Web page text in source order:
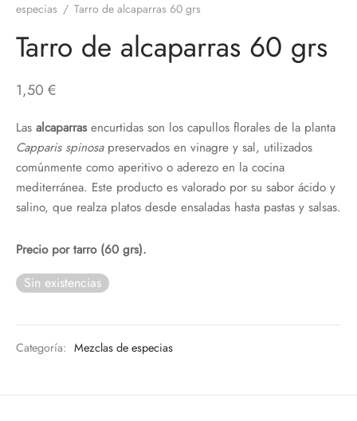
especias / Tarro de alcaparras 60 grs
Tarro de alcaparras 60 grs
1,50 €
Las alcaparrasencurtidas son los capullos florales de la planta
Capparis spinosapreservados en vinagre y sal, utilizados
comúnmente como aperitivo o aderezo en la cocina
mediterránea. Este producto es valorado por su sabor ácido y
salino, que realza platos desde ensaladas hasta pastas y salsas.
Precio por tarro (60 grs).
Sin existencias
Categoría: Mezclas de especias